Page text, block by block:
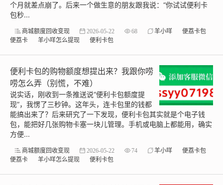
个月就差点崩了。后来一个做生意的朋友跟我说：“你试试便利卡
包秒...
商城额度回收变现 2026-05-22 68 羊小咩
便荔卡包
便荔卡
羊小咩怎么提现 便利卡包
便利卡包的购物额度想提出来？我跟你唠
唠怎么弄（别慌，不难）
说实话，刚收到一条推送说“便利卡包额度提
现”，我愣了三秒钟。这年头，连卡包里的钱都
能搞出来了？后来研究了一下发现，便利卡包其实就是个电子钱
包，能把好几张购物卡塞一块儿管理。手机或电脑上都能用，确实
方便...
商城额度回收变现 2026-05-22 74 羊小咩
便荔卡包
便荔卡
羊小咩怎么提现 便利卡包